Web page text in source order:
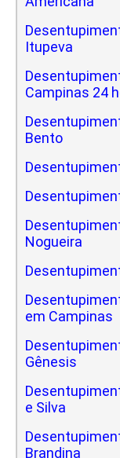
Itupeva
Campinas 24
Bento
Nogueira
em Campinas
Gênesis
e Silva
Brandina